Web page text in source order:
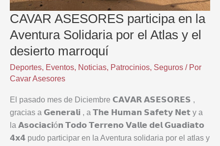
CAVAR ASESORES participa en la
Aventura Solidaria por el Atlas y el
desierto marroquí
Deportes, Eventos, Noticias, Patrocinios, Seguros / Por
Cavar Asesores
El pasado mes de Diciembre 𝗖𝗔𝗩𝗔𝗥 𝗔𝗦𝗘𝗦𝗢𝗥𝗘𝗦 ,
gracias a 𝗚𝗲𝗻𝗲𝗿𝗮𝗹𝗶 , a 𝗧𝗵𝗲 𝗛𝘂𝗺𝗮𝗻 𝗦𝗮𝗳𝗲𝘁𝘆 𝗡𝗲𝘁 y a
la 𝗔𝘀𝗼𝗰𝗶𝗮𝗰𝗶ó𝗻 𝗧𝗼𝗱𝗼 𝗧𝗲𝗿𝗿𝗲𝗻𝗼 𝗩𝗮𝗹𝗹𝗲 𝗱𝗲𝗹 𝗚𝘂𝗮𝗱𝗶𝗮𝘁𝗼
𝟰𝘅𝟰 pudo participar en la Aventura solidaria por el atlas y